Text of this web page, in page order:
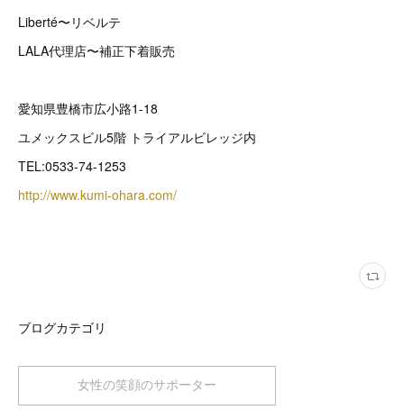
Liberté〜リベルテ
LALA代理店〜補正下着販売
愛知県豊橋市広小路1-18
ユメックスビル5階 トライアルビレッジ内
TEL:0533-74-1253
http://www.kumi-ohara.com/
ブログカテゴリ
女性の笑顔のサポーター